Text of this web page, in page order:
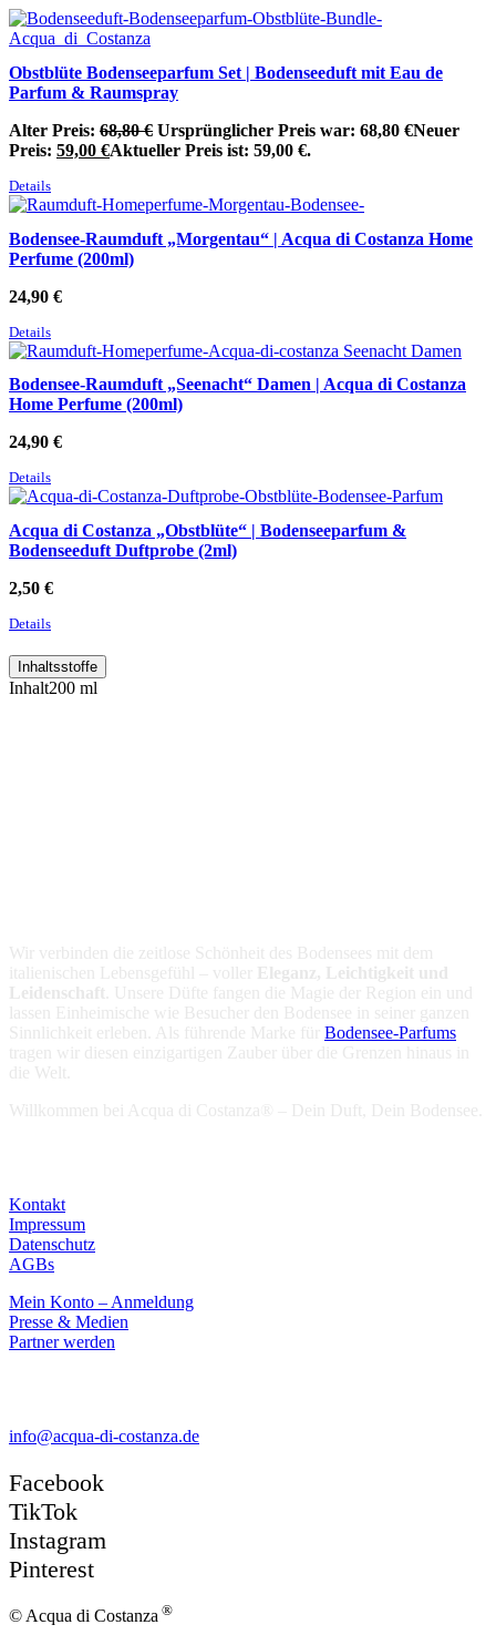
Obstblüte Bodenseeparfum Set | Bodenseeduft mit Eau de
Parfum & Raumspray
Alter Preis: 68,80€ Ursprünglicher Preis war: 68,80 €Neuer
Preis: 59,00 €Aktueller Preis ist: 59,00 €.
Details
Bodensee-Raumduft „Morgentau“ | Acqua di Costanza Home
Perfume (200ml)
24,90 €
Details
Bodensee-Raumduft „Seenacht“ Damen | Acqua di Costanza
Home Perfume (200ml)
24,90 €
Details
Acqua di Costanza „Obstblüte“ | Bodenseeparfum &
Bodenseeduft Duftprobe (2ml)
2,50 €
Details
Inhaltsstoffe
Inhalt200 ml
Bodensee-Parfums
Kontakt
Impressum
Datenschutz
AGBs
Mein Konto – Anmeldung
Presse & Medien
Partner werden
info@acqua-di-costanza.de
Facebook
TikTok
Instagram
Pinterest
© Acqua di Costanza ®